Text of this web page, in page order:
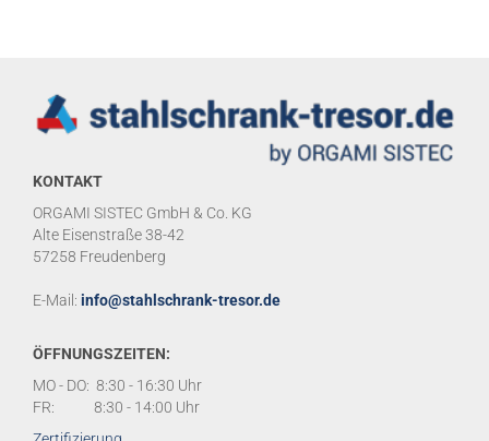
KONTAKT
ORGAMI SISTEC GmbH & Co. KG
Alte Eisenstraße 38-42
57258 Freudenberg
E-Mail: info@stahlschrank-tresor.de
ÖFFNUNGSZEITEN:
MO - DO: 8:30 - 16:30 Uhr
FR: 8:30 - 14:00 Uhr